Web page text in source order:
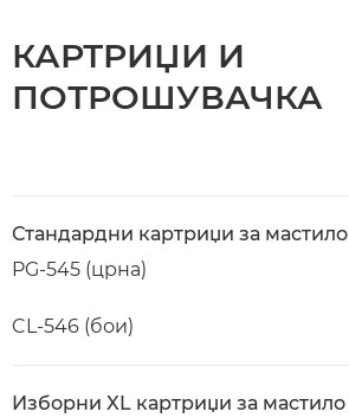
КАРТРИЏИ И
ПОТРОШУВАЧКА
Стандардни картриџи за мастило
PG-545 (црна)
CL-546 (бои)
Изборни XL картриџи за мастило